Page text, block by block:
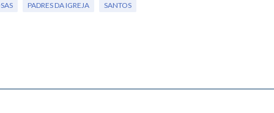
PADRES DA IGREJA SANTOS